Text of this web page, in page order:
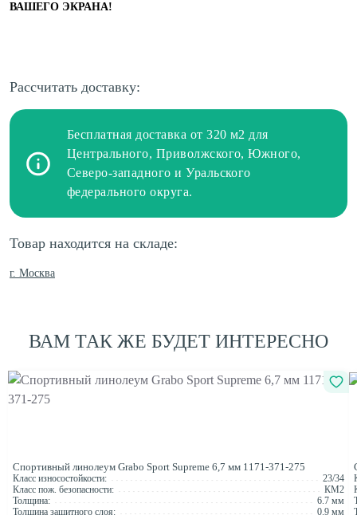
ВАШЕГО ЭКРАНА!
Рассчитать доставку:
Бесплатная доставка от 320 м2 для
Центрального, Приволжского, Южного,
Северо-западного и Уральского
федерального округа.
Товар находится на складе:
г. Москва
ВАМ ТАК ЖЕ БУДЕТ ИНТЕРЕСНО
Спортивный линолеум Grabo Sport Supreme 6,7 мм 1171-371-275
Класс износостойкости:
23/34
Класс пож. безопасности:
КМ2
Толщина:
6.7 мм
Толщина защитного слоя:
0.9 мм